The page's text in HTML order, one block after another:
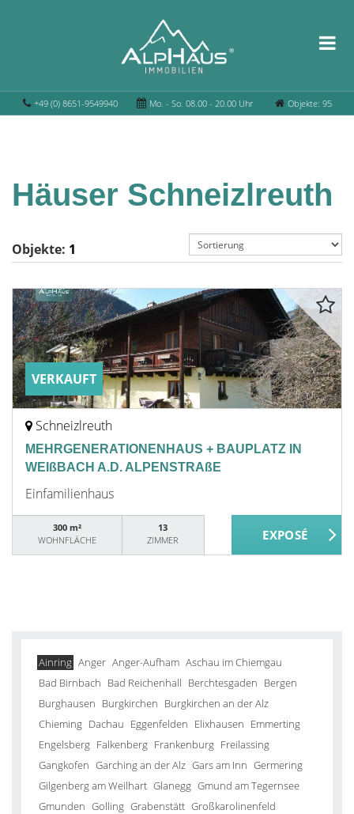
+49 (0) 8651-9549940 Mo. - So. 08.00 - 20.00 Uhr Objekte: 95
Häuser Schneizlreuth
Objekte: 1
VERKAUFT
Schneizlreuth
MEHRGENERATIONENHAUS + BAUPLATZ IN
WEIßBACH A.D. ALPENSTRAßE
Einfamilienhaus
300 m²
WOHNFLÄCHE
13
ZIMMER
Ainring Anger Anger-Aufham Aschau im Chiemgau
Bad Birnbach Bad Reichenhall Berchtesgaden Bergen
Burghausen Burgkirchen Burgkirchen an der Alz
Chieming Dachau Eggenfelden Elixhausen Emmerting
Engelsberg Falkenberg Frankenburg Freilassing
Gangkofen Garching an der Alz Gars am Inn Germering
Gilgenberg am Weilhart Glanegg Gmund am Tegernsee
Gmunden Golling Grabenstätt Großkarolinenfeld